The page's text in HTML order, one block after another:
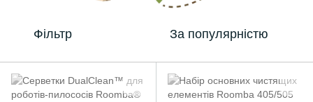
Фільтр За популярністю